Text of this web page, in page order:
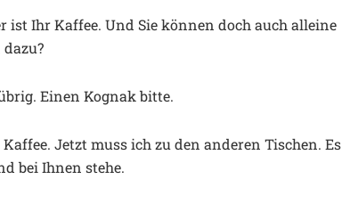
ist Ihr Kaffee. Und Sie können doch auch alleine
Einen Kognak bitte.
Jetzt muss ich zu den anderen Tischen. Es
bei Ihnen stehe.